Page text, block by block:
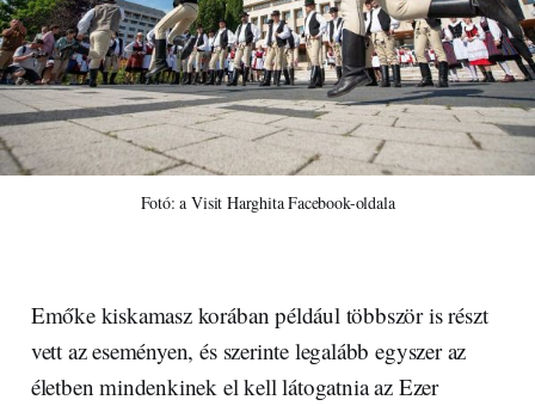
Fotó: a Visit Harghita Facebook-oldala
Emőke kiskamasz korában például többször is részt
vett az eseményen, és szerinte legalább egyszer az
életben mindenkinek el kell látogatnia az Ezer